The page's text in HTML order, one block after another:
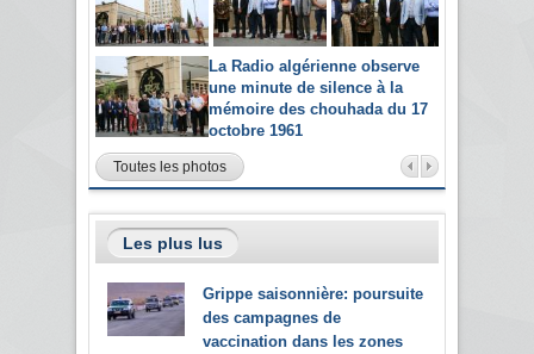
La Radio algérienne observe
une minute de silence à la
mémoire des chouhada du 17
octobre 1961
Toutes les photos
Les plus lus
Grippe saisonnière: poursuite
des campagnes de
vaccination dans les zones